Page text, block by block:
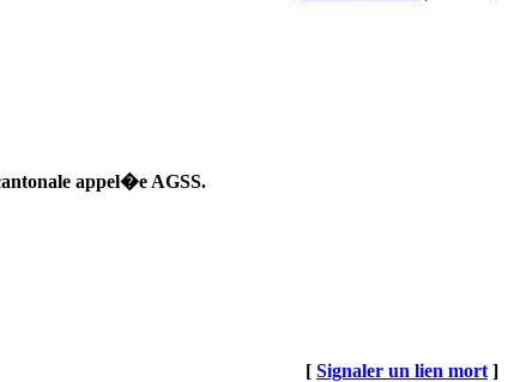
appel�e AGSS.
[ Signaler un lien mort ]